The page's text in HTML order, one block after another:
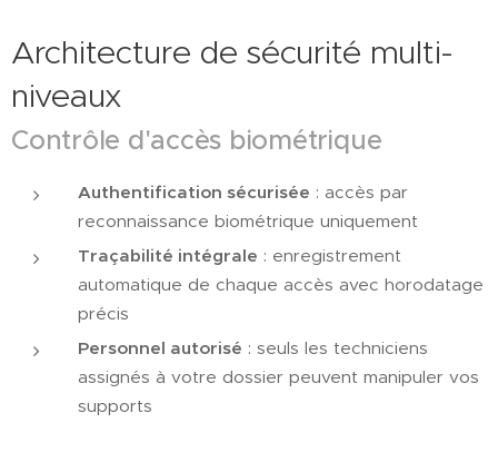
Architecture de sécurité multi-
niveaux
Contrôle d'accès biométrique
Authentification sécurisée : accès par
reconnaissance biométrique uniquement
Traçabilité intégrale : enregistrement
automatique de chaque accès avec horodatage
précis
Personnel autorisé : seuls les techniciens
assignés à votre dossier peuvent manipuler vos
supports